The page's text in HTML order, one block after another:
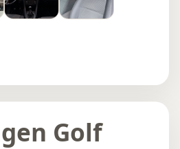
Golf